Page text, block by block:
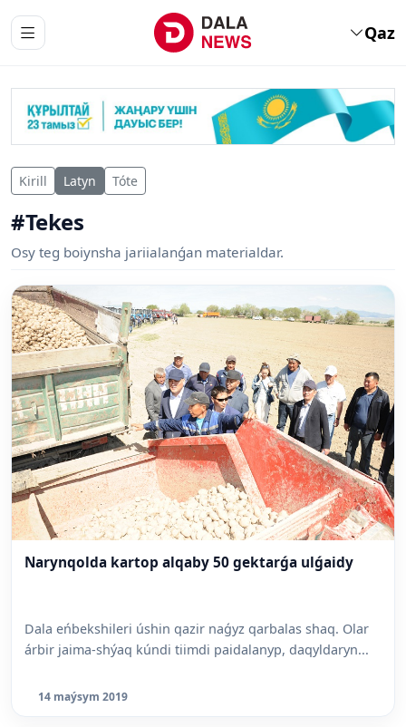
Qaz
Kirill Latyn Tóte
#Tekes
Osy teg boiynsha jariialanǵan materialdar.
Narynqolda kartop alqaby 50 gektarǵa ulǵaidy
Dala eńbekshileri úshin qazir naǵyz qarbalas shaq. Olar
árbir jaima-shýaq kúndi tiimdi paidalanyp, daqyldaryn...
14 maýsym 2019